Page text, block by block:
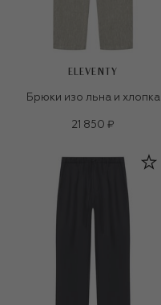
ELEVENTY
Брюки изо льна и хлопка
21 850 ₽